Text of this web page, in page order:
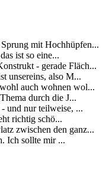
mit Hochhüpfen...
ist so eine...
- gerade Fläch...
unsereins, also M...
auch wohnen wol...
durch die J...
und nur teilweise, ...
richtig schö...
zwischen den ganz...
Ich sollte mir ...